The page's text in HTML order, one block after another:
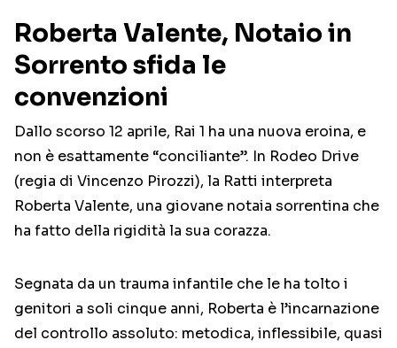
Roberta Valente, Notaio in
Sorrento sfida le
convenzioni
Dallo scorso 12 aprile, Rai 1 ha una nuova eroina, e
non è esattamente “conciliante”. In Rodeo Drive
(regia di Vincenzo Pirozzi), la Ratti interpreta
Roberta Valente, una giovane notaia sorrentina che
ha fatto della rigidità la sua corazza.
Segnata da un trauma infantile che le ha tolto i
genitori a soli cinque anni, Roberta è l’incarnazione
del controllo assoluto: metodica, inflessibile, quasi